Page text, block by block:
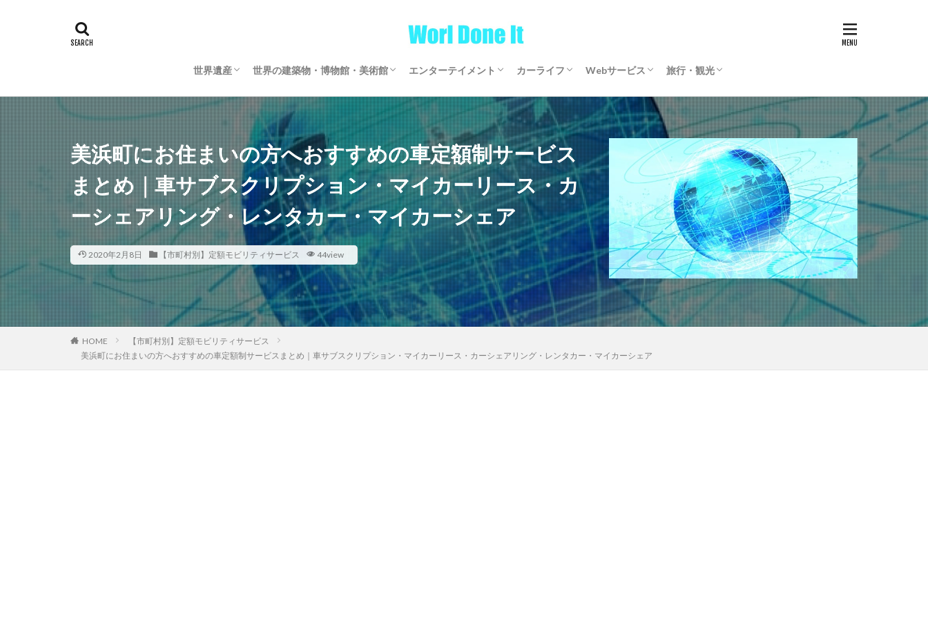
世界遺産
日本の世界遺産
海外の世界遺産
世界の建築物・博物館・美術館
日本の建築物・博物館・美術館
海外の建築物・博物館・美術館
エンターテイメント
ゲーム
文芸・マンガ
映画・アニメ・ドラマ
音楽
カーライフ
サブスクリプション
マイカーリース
カーシェアリング
レンタカー
【全国区】定額モビリティサービス
Webサービス
WordPress
アフィリエイト
仮想通貨
旅行・観光
国内旅行
海外旅行
美浜町にお住まいの方へおすすめの車定額制サービス
まとめ｜車サブスクリプション・マイカーリース・カ
ーシェアリング・レンタカー・マイカーシェア
2020年2月8日 【市町村別】定額モビリティサービス 44view
HOME
【市町村別】定額モビリティサービス
美浜町にお住まいの方へおすすめの車定額制サービスまとめ｜車サブスクリプション・マイカーリース・カーシェアリング・レンタカー・マイカーシェア